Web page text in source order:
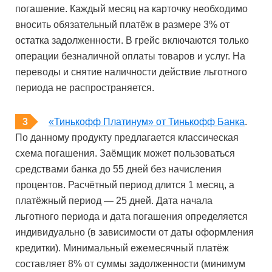
погашение. Каждый месяц на карточку необходимо
вносить обязательный платёж в размере 3% от
остатка задолженности. В грейс включаются только
операции безналичной оплаты товаров и услуг. На
переводы и снятие наличности действие льготного
периода не распространяется.
«Тинькофф Платинум» от Тинькофф Банка.
По данному продукту предлагается классическая
схема погашения. Заёмщик может пользоваться
средствами банка до 55 дней без начисления
процентов. Расчётный период длится 1 месяц, а
платёжный период — 25 дней. Дата начала
льготного периода и дата погашения определяется
индивидуально (в зависимости от даты оформления
кредитки). Минимальный ежемесячный платёж
составляет 8% от суммы задолженности (минимум